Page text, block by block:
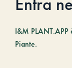
I&M
Piante.